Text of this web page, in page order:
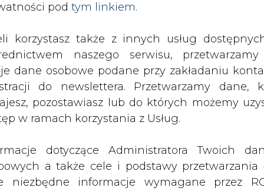
pod tym linkiem.
korzystasz także z innych usług
naszego serwisu,
dane osobowe podane przy zakładaniu
do newslettera. Przetwarzamy dane,
pozostawiasz lub do których możemy
w ramach korzystania z Usług.
dotyczące Administratora Twoich
a także cele i podstawy przetwarzania
niezbędne informacje wymagane przez
kopalni Centrum w Bytomiu
w dokumentach - podało
ustaleń śledztwa, mieli oni
w rzeczywistości nie
dotyczącego nieprawidłowości w
jest już ponad 20 podejrzanych.